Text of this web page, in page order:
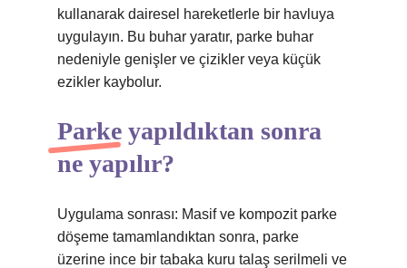
kullanarak dairesel hareketlerle bir havluya
uygulayın. Bu buhar yaratır, parke buhar
nedeniyle genişler ve çizikler veya küçük
ezikler kaybolur.
Parke yapıldıktan sonra
ne yapılır?
Uygulama sonrası: Masif ve kompozit parke
döşeme tamamlandıktan sonra, parke
üzerine ince bir tabaka kuru talaş serilmeli ve